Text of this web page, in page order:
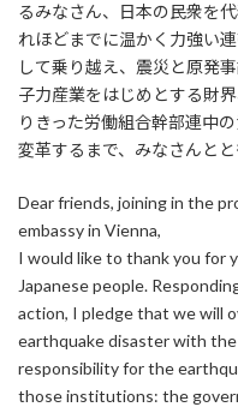
るみなさん、日本の民衆を
れほどまでに温かく力強い
して乗り越え、震災と原発
子力産業をはじめとする財
りきった労働組合幹部連中
変革するまで、みなさんと
Dear friends, joining in the
embassy in Vienna,
I would like to thank you for
Japanese people.
action, I pledge that we will
earthquake disaster with
responsibility for the
those institutions: the